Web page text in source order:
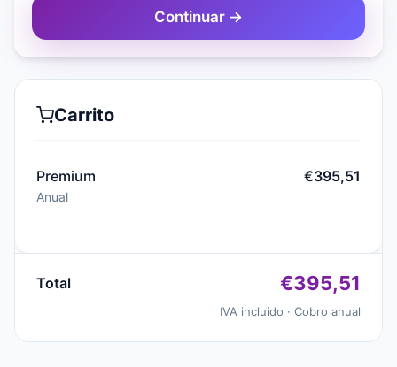
Continuar →
Carrito
Premium
Anual
€395,51
Total €395,51
IVA incluido · Cobro anual